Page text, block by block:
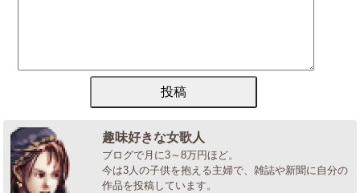
趣味好きな女歌人
ブログで月に3～8万円ほど。
今は3人の子供を抱える主婦で、雑誌や新聞に自分の
作品を投稿しています。